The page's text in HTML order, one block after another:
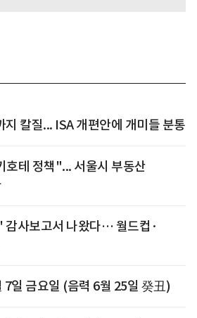
칼질... ISA 개편안에 개미들 분통
테 정책"... 서울시 부동산
감사보고서 나왔다… 월드컵·
7일 금요일 (음력 6월 25일 癸丑)